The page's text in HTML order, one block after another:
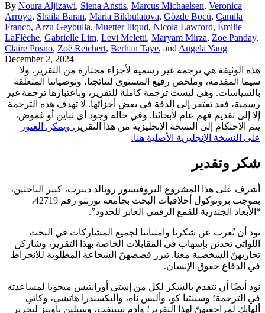
By Noura Aljizawi, Siena Anstis, Marcus Michaelsen, Veronica
Arroyo, Shaila Baran, Maria Bikbulatova, Gözde Böcü, Camila
Franco, Arzu Geybulla, Muetter Iliqud, Nicola Lawford, Émilie
LaFlèche, Gabrielle Lim, Levi Meletti, Maryam Mirza, Zoe Panday,
Claire Posno, Zoë Reichert, Berhan Taye, andAngela Yang
December 2, 2024
هذه الوثيقة هي ترجمة غير رسمية لأجزاء مختارة من التقرير، ولا
سيما المقدمة، وملخص رفيع المستوى لنتائجنا، وتوصياتنا المتعلقة
بالسياسات. وهي ليست ترجمة كاملة للتقرير، وباعتبارها ترجمة غير
رسمية، فقد تفتقر إلى الدقة في بعض أجزائها. لا تهدف هذه الترجمة
إلا إلى تقديم فهم عام لأبحاثنا. وفي حالة وجود أي تباين أو غموض،
يتم الاحتكام إلى النسخة الإنجليزية من هذا التقرير. ويمكن العثور
على النسخة الإنجليزية الأصلية هنا.
شكر وتقدير
أشرف على هذا المشروع البروفيسور رونالد ديبرت، كبير الباحثين،
بموجب بروتوكول أخلاقيات البحث بجامعة تورنتو رقم 42719،
“الأبعاد الجندرية للقمع الرقمي العابر للحدود”.
نود أن نُعرب عن شكرنا وامتناننا لجميع المشاركات في البحث
اللواتي تحدثن بإسهاب في المقابلات الخاصة بهذا التقرير، وشاركن
تجاربهنّ الشخصية معنا. تبرز قصصهنّ الشجاعة المطلوبة للانخراط
في الدفاع حقوق الإنسان.
نود أيضًا أن نتقدم بالشكر لكل من إستي أورانتيس ميجويا لمساعدته
في الترجمة؛ وسينثيا كو، وأليس ناه، وأليكسندرا هاتشي، وكاتي
ألهايك لمراجعتهنّ لهذا التقرير؛ وآدم سينفت، وسيلين باوينز لتحرير